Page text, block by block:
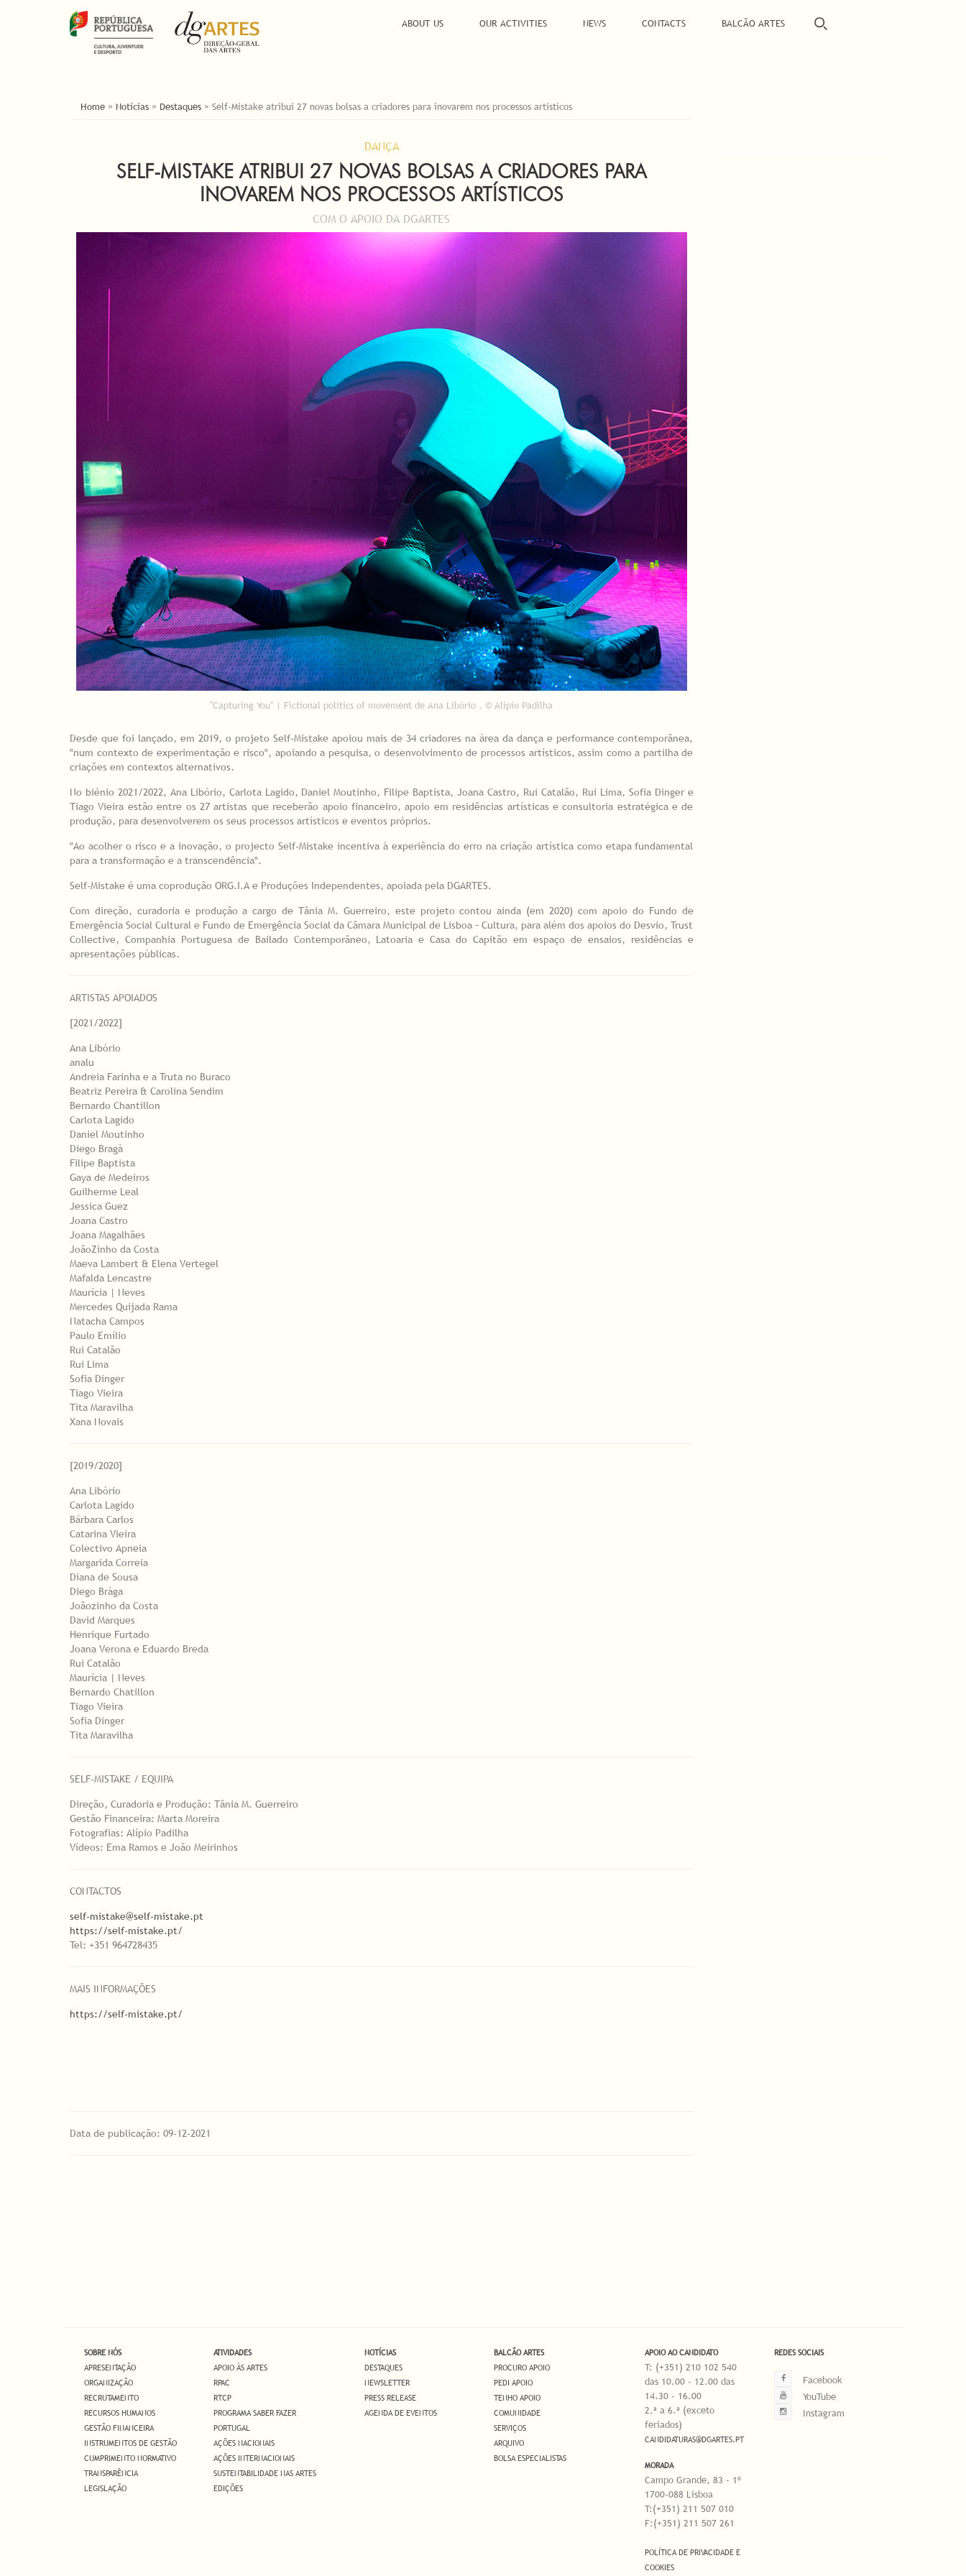
ABOUT US OUR ACTIVITIES NEWS CONTACTS BALCÃO ARTES
YOU ARE HERE
Home » Notícias » Destaques » Self-Mistake atribui 27 novas bolsas a criadores para inovarem nos processos artísticos
DANÇA
SELF-MISTAKE ATRIBUI 27 NOVAS BOLSAS A CRIADORES PARA
INOVAREM NOS PROCESSOS ARTÍSTICOS
COM O APOIO DA DGARTES
"Capturing You" | Fictional politics of movement de Ana Libório . © Alípio Padilha
Desde que foi lançado, em 2019, o projeto Self-Mistake apoiou mais de 34 criadores na área da dança e performance contemporânea,
"num contexto de experimentação e risco", apoiando a pesquisa, o desenvolvimento de processos artísticos, assim como a partilha de
criações em contextos alternativos.
No biénio 2021/2022, Ana Libório, Carlota Lagido, Daniel Moutinho, Filipe Baptista, Joana Castro, Rui Catalão, Rui Lima, Sofia Dinger e
Tiago Vieira estão entre os 27 artistas que receberão apoio financeiro, apoio em residências artísticas e consultoria estratégica e de
produção, para desenvolverem os seus processos artísticos e eventos próprios.
"Ao acolher o risco e a inovação, o projecto Self-Mistake incentiva à experiência do erro na criação artística como etapa fundamental
para a transformação e a transcendência".
Self-Mistake é uma coprodução ORG.I.A e Produções Independentes, apoiada pela DGARTES.
Com direção, curadoria e produção a cargo de Tânia M. Guerreiro, este projeto contou ainda (em 2020) com apoio do Fundo de
Emergência Social Cultural e Fundo de Emergência Social da Câmara Municipal de Lisboa – Cultura, para além dos apoios do Desvio, Trust
Collective, Companhia Portuguesa de Bailado Contemporâneo, Latoaria e Casa do Capitão em espaço de ensaios, residências e
apresentações públicas.
ARTISTAS APOIADOS
[2021/2022]
Ana Libório
analu
Andreia Farinha e a Truta no Buraco
Beatriz Pereira & Carolina Sendim
Bernardo Chantillon
Carlota Lagido
Daniel Moutinho
Diego Bragà
Filipe Baptista
Gaya de Medeiros
Guilherme Leal
Jessica Guez
Joana Castro
Joana Magalhães
JoãoZinho da Costa
Maeva Lambert & Elena Vertegel
Mafalda Lencastre
Maurícia | Neves
Mercedes Quijada Rama
Natacha Campos
Paulo Emílio
Rui Catalão
Rui Lima
Sofia Dinger
Tiago Vieira
Tita Maravilha
Xana Novais
[2019/2020]
Ana Libório
Carlota Lagido
Bárbara Carlos
Catarina Vieira
Colectivo Apneia
Margarida Correia
Diana de Sousa
Diego Bràga
Joãozinho da Costa
David Marques
Henrique Furtado
Joana Verona e Eduardo Breda
Rui Catalão
Maurícia | Neves
Bernardo Chatillon
Tiago Vieira
Sofia Dinger
Tita Maravilha
SELF-MISTAKE / EQUIPA
Direção, Curadoria e Produção: Tânia M. Guerreiro
Gestão Financeira: Marta Moreira
Fotografias: Alípio Padilha
Vídeos: Ema Ramos e João Meirinhos
CONTACTOS
self-mistake@self-mistake.pt
https://self-mistake.pt/
Tel: +351 964728435
MAIS INFORMAÇÕES
https://self-mistake.pt/
Data de publicação: 09-12-2021
SOBRE NÓS
APRESENTAÇÃO
ORGANIZAÇÃO
RECRUTAMENTO
RECURSOS HUMANOS
GESTÃO FINANCEIRA
INSTRUMENTOS DE GESTÃO
CUMPRIMENTO NORMATIVO
TRANSPARÊNCIA
LEGISLAÇÃO
ATIVIDADES
APOIO ÀS ARTES
RPAC
RTCP
PROGRAMA SABER FAZER
PORTUGAL
AÇÕES NACIONAIS
AÇÕES INTERNACIONAIS
SUSTENTABILIDADE NAS ARTES
EDIÇÕES
NOTÍCIAS
DESTAQUES
NEWSLETTER
PRESS RELEASE
AGENDA DE EVENTOS
BALCÃO ARTES
PROCURO APOIO
PEDI APOIO
TENHO APOIO
COMUNIDADE
SERVIÇOS
ARQUIVO
BOLSA ESPECIALISTAS
APOIO AO CANDIDATO
T: (+351) 210 102 540
das 10.00 - 12.00 das
14.30 - 16.00
2.ª a 6.ª (exceto
feriados)
CANDIDATURAS@DGARTES.PT
MORADA
Campo Grande, 83 - 1º
1700-088 Lisboa
T:(+351) 211 507 010
F:(+351) 211 507 261
POLÍTICA DE PRIVACIDADE E
COOKIES
REDES SOCIAIS
Facebook
YouTube
Instagram